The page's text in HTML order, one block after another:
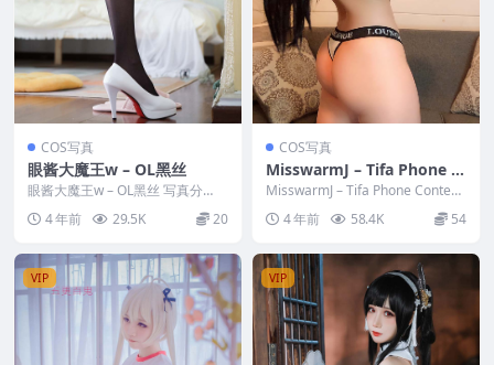
COS写真
眼酱大魔王w – OL黑丝
眼酱大魔王w – OL黑丝 写真分
类：唯美，参与模特：眼酱大魔王
w [套图大小]...
4 年前 29.5K 20
COS写真
MisswarmJ – Tifa Phone C
ontents
MisswarmJ – Tifa Phone Content
4 年前 58.4K 54
VIP VIP